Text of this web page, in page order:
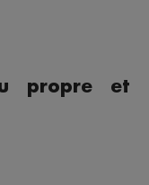
propre et